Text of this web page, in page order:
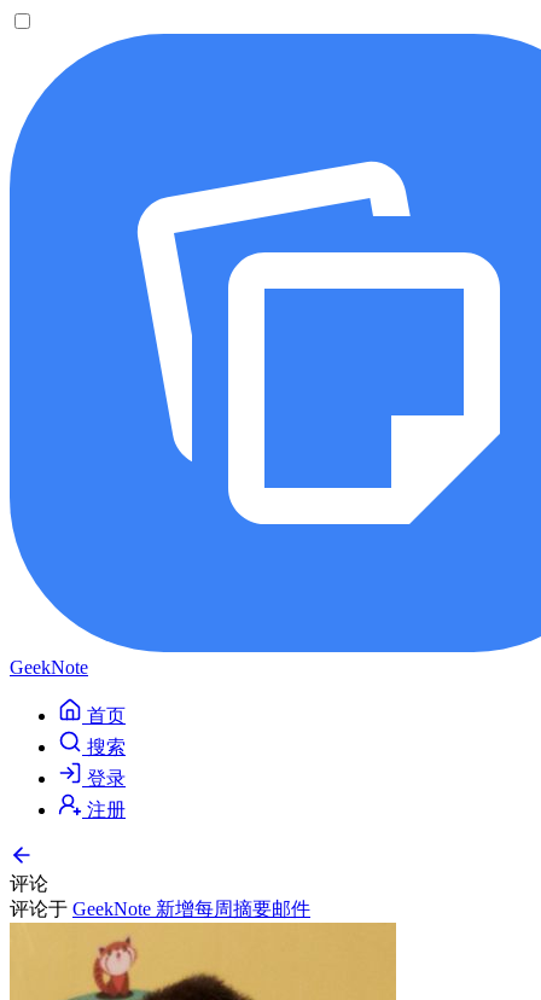
GeekNote
首页
搜索
登录
注册
评论
评论于 GeekNote 新增每周摘要邮件